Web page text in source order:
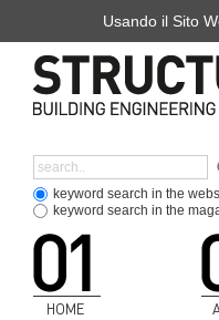
keyword search in the
keyword search in the
HOME
Usando il Sito